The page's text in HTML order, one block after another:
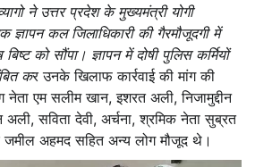
ने उत्तर प्रदेश के मुख्यमंत्री योगी
ज्ञापन कल जिलाधिकारी की गैरमौजूदगी में
को सौंपा। ज्ञापन में दोषी पुलिस कर्मियों
कर उनके खिलाफ कार्रवाई की मांग की
नेता एम सलीम खान, इशरत अली, निजामुद्दीन
सविता देवी, अर्चना, श्रमिक नेता सुब्रत
जमील अहमद सहित अन्य लोग मौजूद थे।